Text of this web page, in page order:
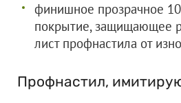
финишное прозрачное
покрытие, защищающее
лист профнастила от
Профнастил,